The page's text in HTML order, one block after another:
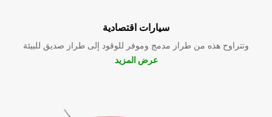
سيارات اقتصادية
وتتراوح هذه من طراز مدمج وموفر للوقود إلى طراز صديق للبيئة
عرض المزيد